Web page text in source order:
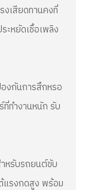
งเสียดทานคงที่
ะหยัดเชื้อเพลิง
งกันการสึกหรอ
ที่ทำงานหนัก รับ
หรับรถยนต์ขับ
แรงกดสูง พร้อม